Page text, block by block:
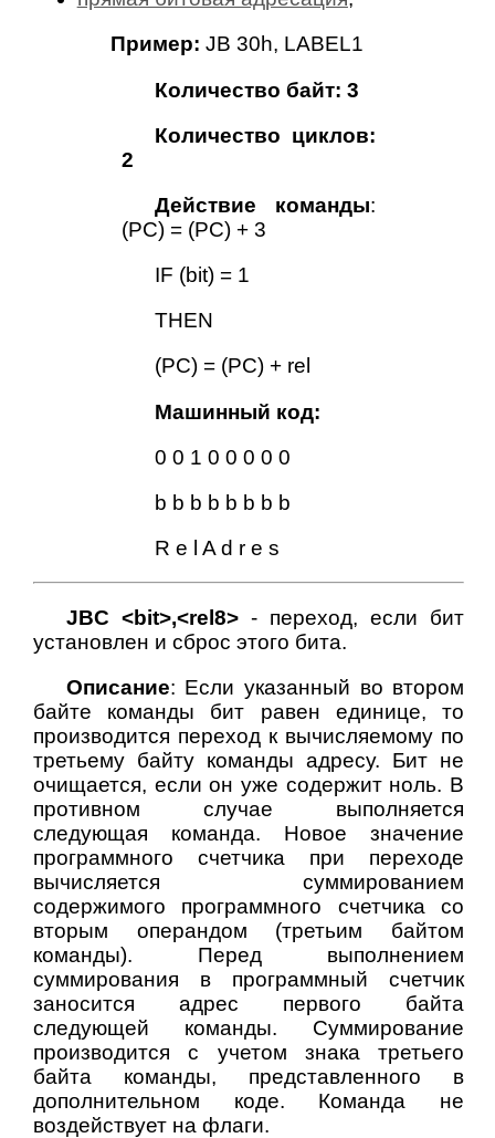
Пример: JB 30h, LABEL1
Количество байт: 3
Количество циклов:
2
Действие команды:
(PC) = (PC) + 3
IF (bit) = 1
THEN
(PC) = (PC) + rel
Машинный код:
0 0 1 0 0 0 0 0
b b b b b b b b
R e l A d r e s
JBC <bit>,<rel8>- переход, если бит
установлен и сброс этого бита.
Описание: Если указанный во втором
байте команды бит равен единице, то
производится переход к вычисляемому по
третьему байту команды адресу. Бит не
очищается, если он уже содержит ноль. В
противном случае выполняется
следующая команда. Новое значение
программного счетчика при переходе
вычисляется суммированием
содержимого программного счетчика со
вторым операндом (третьим байтом
команды). Перед выполнением
суммирования в программный счетчик
заносится адрес первого байта
следующей команды. Суммирование
производится с учетом знака третьего
байта команды, представленного в
дополнительном коде. Команда не
воздействует на флаги.